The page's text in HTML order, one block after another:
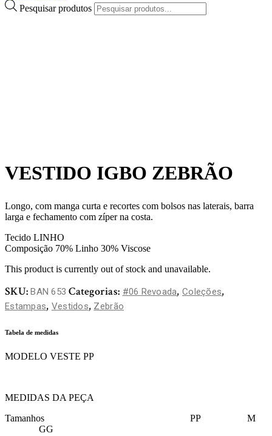
Pesquisar produtos
VESTIDO IGBO ZEBRÃO
Longo, com manga curta e recortes com bolsos nas laterais, barra
larga e fechamento com zíper na costa.
Tecido LINHO
Composição 70% Linho 30% Viscose
This product is currently out of stock and unavailable.
SKU:BAN 653 Categorias: #06 Revoada,Coleções,
Estampas, Vestidos, Zebrão
Tabela de medidas
MODELO VESTE PP
MEDIDAS DA PEÇA
Tamanhos PP M
GG